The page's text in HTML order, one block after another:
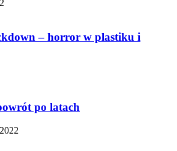
– horror w plastiku i
po latach